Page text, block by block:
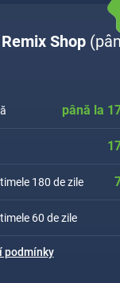
Shop
până la
180 de zile
60 de zile
podmínky